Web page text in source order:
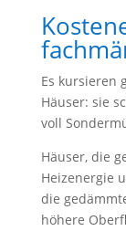
Es kursieren
Häuser: sie
voll
Häuser, die
Heizenergie
die
höhere